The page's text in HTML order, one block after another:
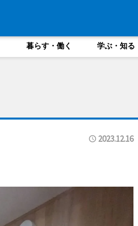
暮らす・働く 学ぶ・知る
2023.12.16